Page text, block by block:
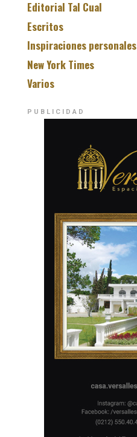
Editorial Tal Cual
Escritos
Inspiraciones personales
New York Times
Varios
PUBLICIDAD